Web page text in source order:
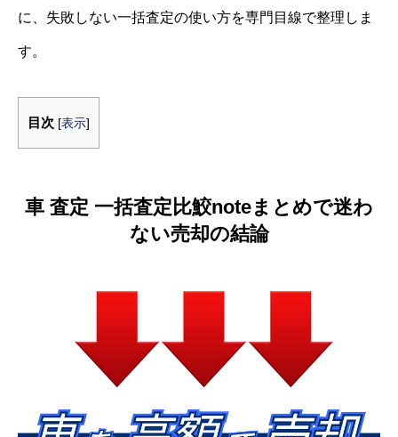
に、失敗しない一括査定の使い方を専門目線で整理しま
す。
目次 [表示]
車 査定 一括査定比鮫noteまとめで迷わ
ない売却の結論